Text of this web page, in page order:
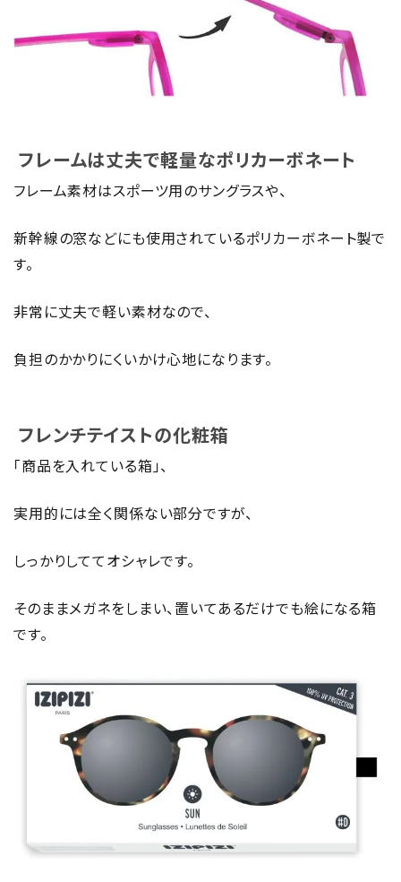
フレームは丈夫で軽量なポリカーボネート
フレーム素材はスポーツ用のサングラスや、
新幹線の窓などにも使用されているポリカーボネート製で
す。
非常に丈夫で軽い素材なので、
負担のかかりにくいかけ心地になります。
フレンチテイストの化粧箱
「商品を入れている箱」、
実用的には全く関係ない部分ですが、
しっかりしててオシャレです。
そのままメガネをしまい、置いてあるだけでも絵になる箱
です。